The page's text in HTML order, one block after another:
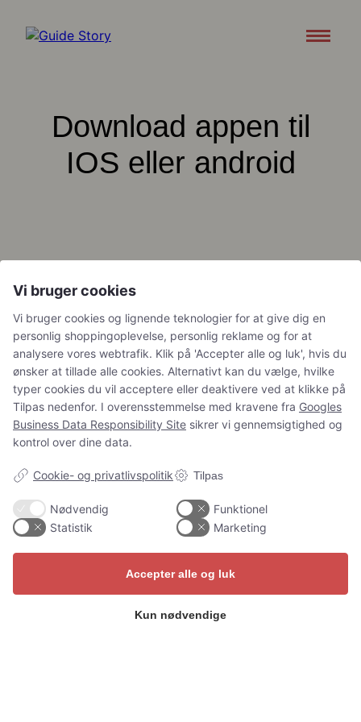
Support
Kontakt os
Download appen til
IOS eller android
© Copyright Guide Story ApS – CVR: 44074109 – Heroldsgade 6
3790 Hasle – Lavet afBo-we webbureau
Handelsbetingelser Privatlivspolitik
Cookie-indstillinger
Vi bruger cookies
Vi bruger cookies og lignende teknologier for at give dig en
personlig shoppingoplevelse, personlig reklame og for at
analysere vores webtrafik. Klik på 'Accepter alle og luk', hvis du
ønsker at tillade alle cookies. Alternativt kan du vælge, hvilke
typer cookies du vil acceptere eller deaktivere ved at klikke på
Tilpas nedenfor. I overensstemmelse med kravene fra Googles
Business Data Responsibility Site sikrer vi gennemsigtighed og
kontrol over dine data.
Cookie- og privatlivspolitik Tilpas
Nødvendig
Funktionel
Statistik
Marketing
Kun nødvendige
Accepter alle og luk